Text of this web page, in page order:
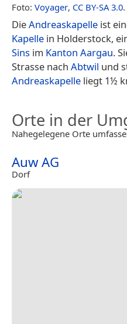
Foto: Voyager, CC BY-SA 3.0.
DieAndreaskapelle ist
Kapelle in Holderstock,
Sins im Kanton Aargau.
Strasse nach Abtwil und
Andreaskapelle liegt 1½
Orte in der
Nahegelegene Orte
Auw AG
Dorf